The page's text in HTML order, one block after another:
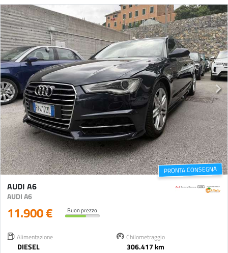
PRONTA CONSEGNA
AUDI A6
AUDI A6
11.900 € Buon prezzo
Alimentazione
DIESEL
Chilometraggio
306.417 km